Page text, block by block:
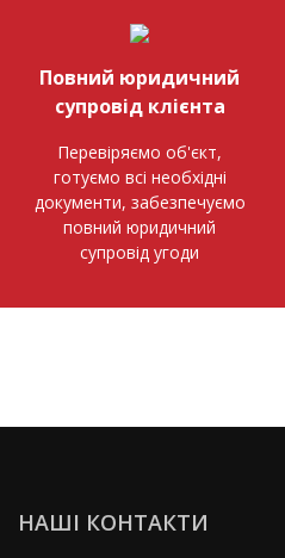
Повний юридичний
супровід клієнта
Перевіряємо об'єкт,
готуємо всі необхідні
документи, забезпечуємо
повний юридичний
супровід угоди
НАШІ КОНТАКТИ